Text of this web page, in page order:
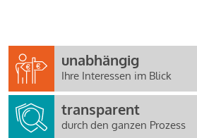
unabhängig
Ihre Interessen im Blick
transparent
durch den ganzen Prozess